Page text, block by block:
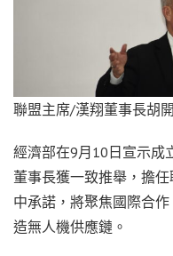
聯盟主席/漢翔董事長胡
經濟部在9月10日宣示成
董事長獲一致推舉，擔
中承諾，將聚焦國際合
造無人機供應鏈。